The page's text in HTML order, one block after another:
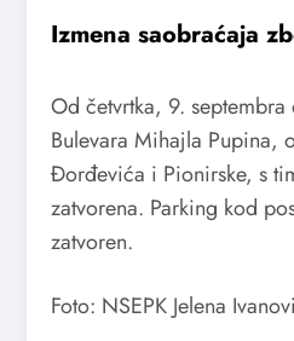
Izmena saobraćaja
Od četvrtka, 9.
Bulevara Mihajla Pupina,
Đorđevića i Pionirske, s
zatvorena. Parking kod
zatvoren.
Foto: NSEPK Jelena